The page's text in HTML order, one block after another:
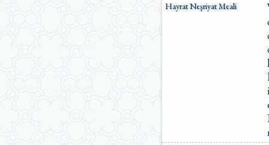
Hayrat Neşriyat Meali